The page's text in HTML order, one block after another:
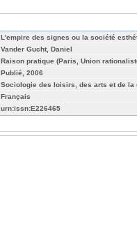
L'empire des signes ou la société
Vander Gucht, Daniel
Raison pratique (Paris, Union
Publié, 2006
Sociologie des loisirs, des arts et de la
Français
urn:issn:E226465